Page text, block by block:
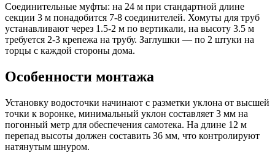
Соединительные муфты: на 24 м при стандартной длине
секции 3 м понадобится 7-8 соединителей. Хомуты для труб
устанавливают через 1.5-2 м по вертикали, на высоту 3.5 м
требуется 2-3 крепежа на трубу. Заглушки — по 2 штуки на
торцы с каждой стороны дома.
Особенности монтажа
Установку водосточки начинают с разметки уклона от высшей
точки к воронке, минимальный уклон составляет 3 мм на
погонный метр для обеспечения самотека. На длине 12 м
перепад высоты должен составить 36 мм, что контролируют
натянутым шнуром.